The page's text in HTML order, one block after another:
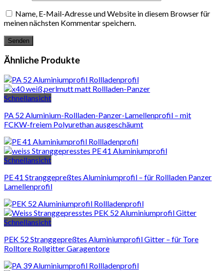
Name, E-Mail-Adresse und Website in diesem Browser für
meinen nächsten Kommentar speichern.
Ähnliche Produkte
Schnellansicht
PA 52 Aluminium-Rollladen-Panzer-Lamellenprofil – mit
FCKW-freiem Polyurethan ausgeschäumt
Schnellansicht
PE 41 Stranggepreßtes Aluminiumprofil – für Rollladen Panzer
Lamellenprofil
Schnellansicht
PEK 52 Stranggepreßtes Aluminiumprofil Gitter – für Tore
Rolltore Rollgitter Garagentore